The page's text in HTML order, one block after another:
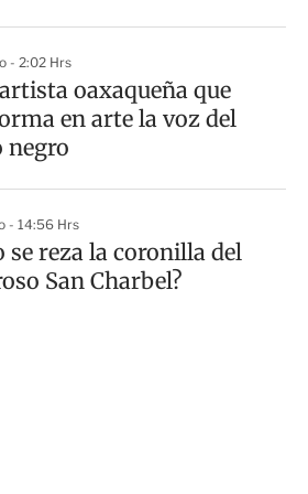
- 2:02 Hrs
oaxaqueña que
en arte la voz del
negro
- 14:56 Hrs
se reza la coronilla del
San Charbel?